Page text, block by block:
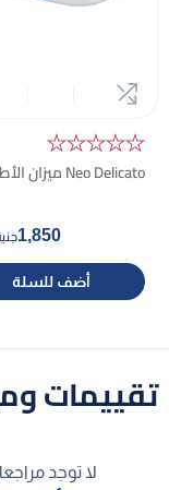
★★★★★
Neo Delicato ميزان الأطفال
1,850
أضف للسلة
تقييمات
لا توجد